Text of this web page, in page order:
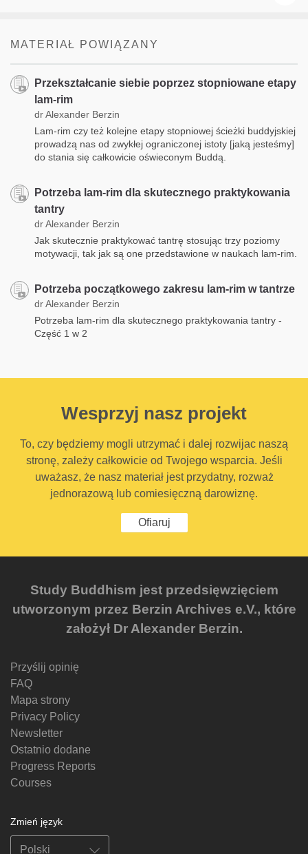
MATERIAŁ POWIĄZANY
Przekształcanie siebie poprzez stopniowane etapy
lam-rim
dr Alexander Berzin
Lam-rim czy też kolejne etapy stopniowej ścieżki buddyjskiej
prowadzą nas od zwykłej ograniczonej istoty [jaką jesteśmy]
do stania się całkowicie oświeconym Buddą.
Potrzeba lam-rim dla skutecznego praktykowania
tantry
dr Alexander Berzin
Jak skutecznie praktykować tantrę stosując trzy poziomy
motywacji, tak jak są one przedstawione w naukach lam-rim.
Potrzeba początkowego zakresu lam-rim w tantrze
dr Alexander Berzin
Potrzeba lam-rim dla skutecznego praktykowania tantry -
Część 1 w 2
Wesprzyj nasz projekt
To, czy będziemy mogli utrzymać i dalej rozwijac naszą
stronę, zależy całkowicie od Twojego wsparcia. Jeśli
uważasz, że nasz materiał jest przydatny, rozważ
jednorazową lub comiesięczną darowiznę.
Ofiaruj
Study Buddhism jest przedsięwzięciem
utworzonym przez Berzin Archives e.V., które
założył Dr Alexander Berzin.
Przyślij opinię
FAQ
Mapa strony
Privacy Policy
Newsletter
Ostatnio dodane
Progress Reports
Courses
Zmień język